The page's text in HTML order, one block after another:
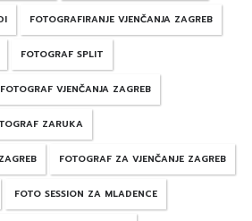
FOTOGRAFIRANJE VJENČANJA ZAGREB
FOTOGRAF SPLIT
FOTOGRAF VJENČANJA ZAGREB
ZARUKA
FOTOGRAF ZA VJENČANJE ZAGREB
FOTO SESSION ZA MLADENCE